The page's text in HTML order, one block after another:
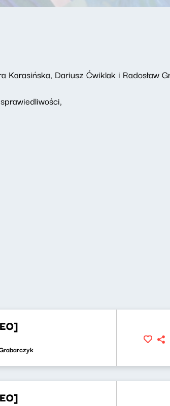
Dariusz Ćwiklak i Radosław